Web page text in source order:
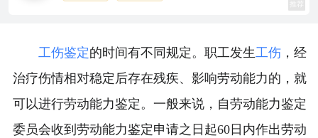
工伤鉴定的时间有不同规定。职工发生工伤，经
治疗伤情相对稳定后存在残疾、影响劳动能力的，就
可以进行劳动能力鉴定。一般来说，自劳动能力鉴定
委员会收到劳动能力鉴定申请之日起60日内作出劳动